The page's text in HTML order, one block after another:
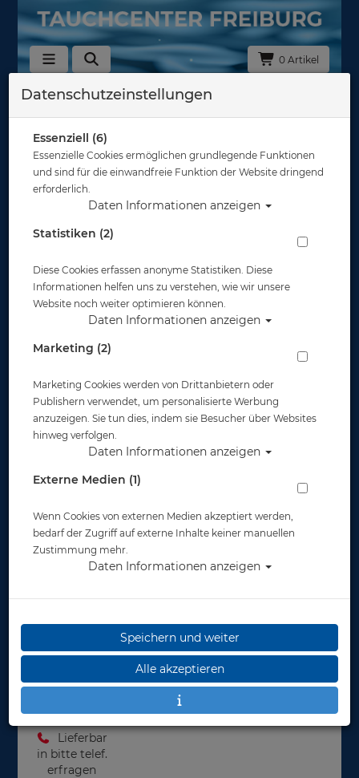
0 Artikel
Zurück
Poseidon - LP-Hose - Wing Inflator
Schlauch - 110cm
Artikelnr.: pos-0130027
Herstellerpreis: 109,00 €
109,00 €
Lieferbar
in bitte telef.
erfragen
Datenschutzeinstellungen
Essenziell (6)
Essenzielle Cookies ermöglichen grundlegende Funktionen
und sind für die einwandfreie Funktion der Website dringend
erforderlich.
Daten Informationen anzeigen
Statistiken (2)
Diese Cookies erfassen anonyme Statistiken. Diese
Informationen helfen uns zu verstehen, wie wir unsere
Website noch weiter optimieren können.
Daten Informationen anzeigen
Marketing (2)
Marketing Cookies werden von Drittanbietern oder
Publishern verwendet, um personalisierte Werbung
anzuzeigen. Sie tun dies, indem sie Besucher über Websites
hinweg verfolgen.
Daten Informationen anzeigen
Externe Medien (1)
Wenn Cookies von externen Medien akzeptiert werden,
bedarf der Zugriff auf externe Inhalte keiner manuellen
Zustimmung mehr.
Daten Informationen anzeigen
Speichern und weiter
Alle akzeptieren